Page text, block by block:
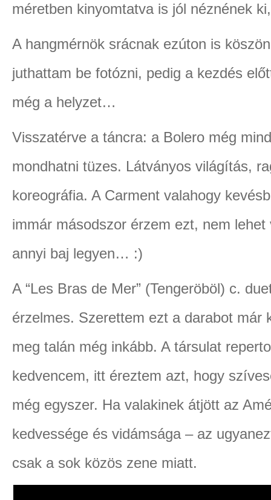
méretben kinyomtatva is jól néznének
A hangmérnök srácnak ezúton is
juthattam be fotózni, pedig a kezdés
még a helyzet…
Visszatérve a táncra: a Bolero még
mondhatni tüzes. Látványos világítás,
koreográfia. A Carment valahogy
immár másodszor érzem ezt, nem
annyi baj legyen… :)
A “Les Bras de Mer” (Tengeröböl) c.
érzelmes. Szerettem ezt a darabot már
meg talán még inkább. A társulat
kedvencem, itt éreztem azt, hogy
még egyszer. Ha valakinek átjött az
kedvessége és vidámsága – az
csak a sok közös zene miatt.